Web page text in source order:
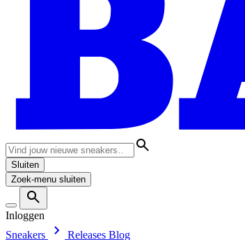
Sluiten
Zoek-menu sluiten
Inloggen
Sneakers
Releases Blog